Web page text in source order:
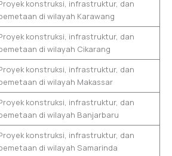
konstruksi, infrastruktur, dan
di wilayah Karawang
konstruksi, infrastruktur, dan
di wilayah Cikarang
konstruksi, infrastruktur, dan
di wilayah Makassar
konstruksi, infrastruktur, dan
di wilayah Banjarbaru
konstruksi, infrastruktur, dan
di wilayah Samarinda